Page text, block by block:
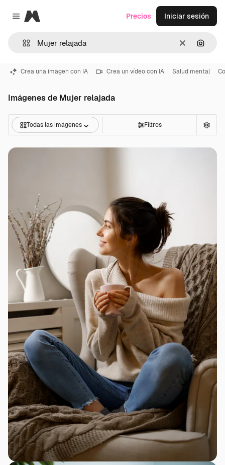
Close menu
Magnific
Borrar
Precios Iniciar sesión
Crea una imagen con IA Crea un vídeo con IA Salud mental
Imágenes de Mujer relajada
Todas las imágenes Filtros